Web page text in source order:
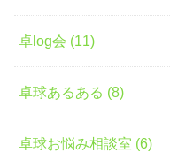
卓log会 (11)
卓球あるある (8)
卓球お悩み相談室 (6)